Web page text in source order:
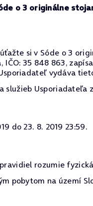
o 3 originálne
si v Sóde o 3
IČO: 35 848 863,
vydáva
služieb
do 23. 8. 2019 23:59.
rozumie
pobytom na území